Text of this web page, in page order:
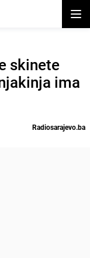
skinete
ima
Radiosarajevo.ba